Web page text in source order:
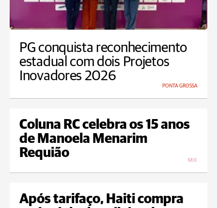
PG conquista reconhecimento
estadual com dois Projetos
Inovadores 2026
PONTA GROSSA
Coluna RC celebra os 15 anos
de Manoela Menarim
Requião
MIX
Após tarifaço, Haiti compra